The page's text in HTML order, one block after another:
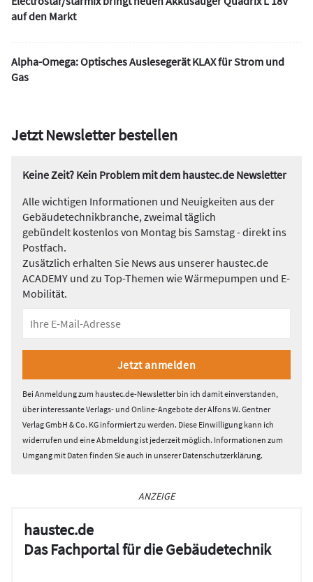
auf den Markt
Alpha-Omega: Optisches Auslesegerät KLAX für Strom und
Gas
Jetzt Newsletter bestellen
Keine Zeit? Kein Problem mit dem haustec.de Newsletter
Alle wichtigen Informationen und Neuigkeiten aus der
Gebäudetechnikbranche, zweimal täglich
gebündelt kostenlos von Montag bis Samstag - direkt ins
Postfach.
Zusätzlich erhalten Sie News aus unserer haustec.de
ACADEMY und zu Top-Themen wie Wärmepumpen und E-
Mobilität.
Bei Anmeldung zum haustec.de-Newsletter bin ich damit einverstanden,
über interessante Verlags- und Online-Angebote der Alfons W. Gentner
Verlag GmbH & Co. KG informiert zu werden. Diese Einwilligung kann ich
widerrufen und eine Abmeldung ist jederzeit möglich. Informationen zum
Umgang mit Daten finden Sie auch in unserer Datenschutzerklärung.
ANZEIGE
haustec.de
Das Fachportal für die Gebäudetechnik